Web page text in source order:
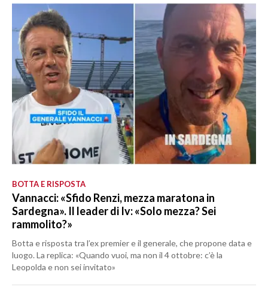
BOTTA E RISPOSTA
Vannacci: «Sfido Renzi, mezza maratona in
Sardegna». Il leader di Iv: «Solo mezza? Sei
rammolito?»
Botta e risposta tra l’ex premier e il generale, che propone data e
luogo. La replica: «Quando vuoi, ma non il 4 ottobre: c’è la
Leopolda e non sei invitato»